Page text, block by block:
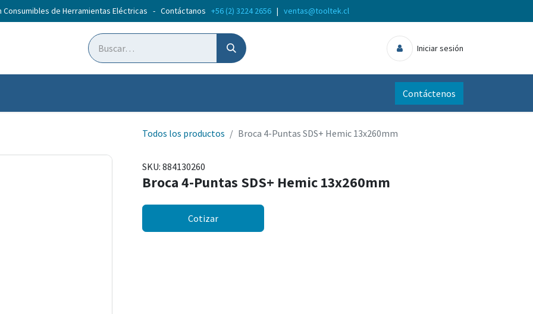
Consumibles de Herramientas Eléctricas - Contáctanos +56 (2) 3224 2656 | ventas@tooltek.cl
Iniciar sesión
Contáctenos
Todos los productos Broca 4-Puntas SDS+ Hemic 13x260mm
SKU: 884130260
Broca 4-Puntas SDS+ Hemic 13x260mm
Cotizar